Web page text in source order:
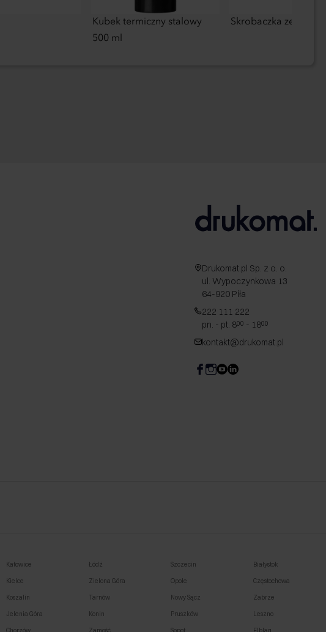
Kubek termiczny stalowy
500 ml
Skrobaczka ze
Drukomat.pl Sp. z o. o.
ul. Wypoczynkowa 13
64-920 Piła
222 111 222
pn. - pt. 800 - 1800
kontakt@drukomat.pl
Katowice Łódź Szczecin Białystok
Kielce Zielona Góra Opole Częstochowa
Koszalin Tarnów Nowy Sącz Zabrze
Jelenia Góra Konin Pruszków Leszno